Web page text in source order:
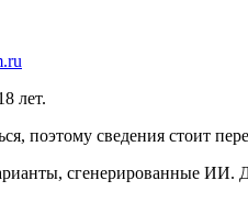
лет.
поэтому сведения стоит
сгенерированные ИИ.